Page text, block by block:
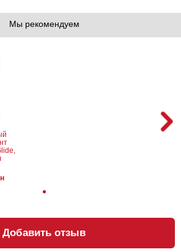
и
The
грн
Лубрикант на
водной основе
Мы рекомендуем
Добавить отзыв